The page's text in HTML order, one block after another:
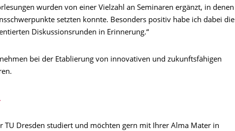
wurden von einer Vielzahl an Seminaren ergänzt, in denen
setzten konnte. Besonders positiv habe ich dabei die
Diskussionsrunden in Erinnerung.“
bei der Etablierung von innovativen und zukunftsfähigen
TU Dresden studiert und möchten gern mit Ihrer Alma Mater in